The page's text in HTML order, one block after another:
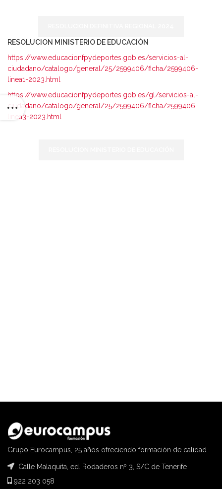
RESOLUCION MINISTERIO DE EDUCACIÓN
https://www.educacionfpydeportes.gob.es/servicios-al-
ciudadano/catalogo/general/25/2599406/ficha/2599406-
linea1-2023.html
https://www.educacionfpydeportes.gob.es/gl/servicios-al-
ciudadano/catalogo/general/25/2599406/ficha/2599406-
linea3-2023.html
Grupo Eurocampus, 25 años ofreciendo formación de calidad
Calle Malaquita, ed. Rodaderos nº 3, S/C de Tenerife
922 203 058